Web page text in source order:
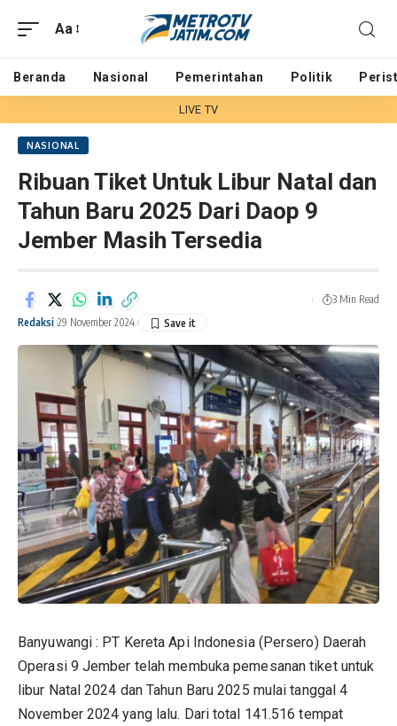
Aa
Beranda Nasional Pemerintahan Politik
LIVE TV
NASIONAL
Ribuan Tiket Untuk Libur Natal dan
Tahun Baru 2025 Dari Daop 9
Jember Masih Tersedia
Redaksi 29 November 2024
3 Min Read
Banyuwangi : PT Kereta Api Indonesia (Persero) Daerah
Operasi 9 Jember telah membuka pemesanan tiket untuk
libur Natal 2024 dan Tahun Baru 2025 mulai tanggal 4
November 2024 yang lalu. Dari total 141.516 tempat